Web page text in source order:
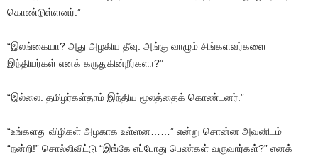
கொண்டுள்ளனர்.”
“இலங்கையா? அது அழகிய தீவு. அங்கு வாழும் சிங்களவர்களை
இந்தியர்கள் எனக் கருதுகின்றீர்களா?”
“இல்லை. தமிழர்கள்தாம் இந்திய மூலத்தைக் கொண்டனர்.”
“உங்களது விழிகள் அழகாக உள்ளன……” என்று சொன்ன அவனிடம்
“நன்றி!” சொல்லிவிட்டு “இங்கே எப்போது பெண்கள் வருவார்கள்?” எனக்